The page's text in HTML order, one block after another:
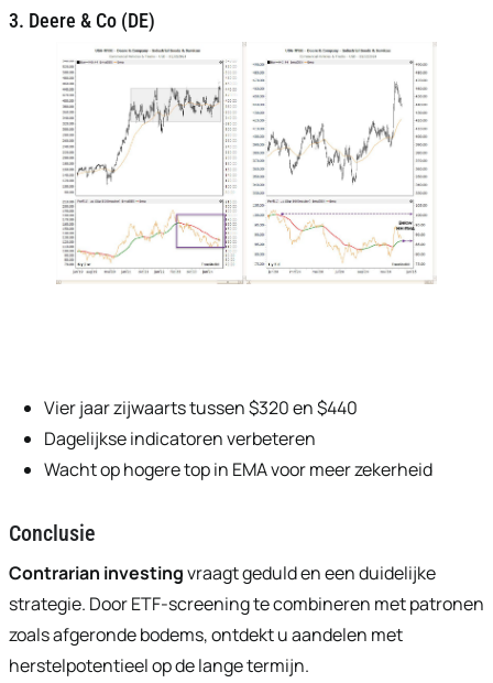
3. Deere & Co (DE)
Vier jaar zijwaarts tussen $320 en $440
Dagelijkse indicatoren verbeteren
Wacht op hogere top in EMA voor meer zekerheid
Conclusie
Contrarian investingvraagt geduld en een duidelijke
strategie. Door ETF-screening te combineren met patronen
zoals afgeronde bodems, ontdekt u aandelen met
herstelpotentieel op de lange termijn.